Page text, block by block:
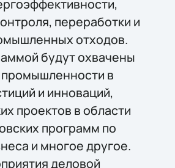
переработки и
отходов.
будут охвачены
в
и инноваций,
проектов в области
программ по
и многое другое.
деловой